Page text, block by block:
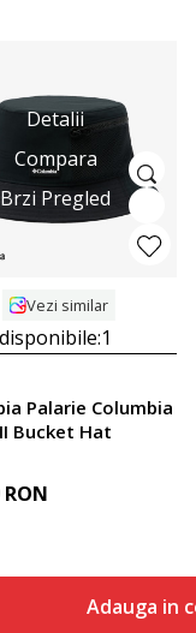
Detalii
Compara
Brzi Pregled
Vezi similar
1
Palarie Columbia
Bucket Hat
RON
Adauga in